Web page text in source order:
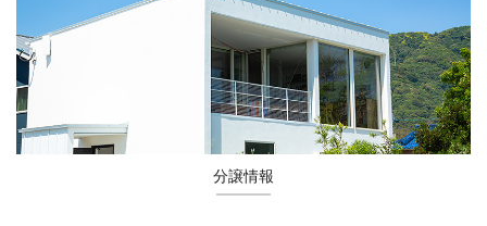
分譲情報